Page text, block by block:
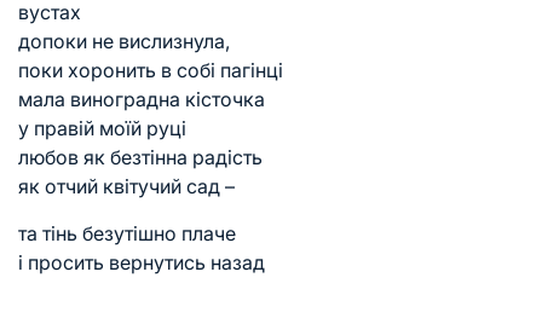
вустах
допоки не вислизнула,
поки хоронить в собі пагінці
мала виноградна кісточка
у правій моїй руці
любов як безтінна радість
як отчий квітучий сад –
та тінь безутішно плаче
і просить вернутись назад